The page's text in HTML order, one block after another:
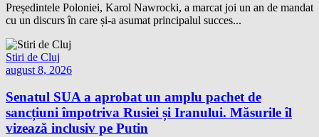
Președintele Poloniei, Karol Nawrocki, a marcat joi un an de mandat
cu un discurs în care și-a asumat principalul succes...
Stiri de Cluj
august 8, 2026
Senatul SUA a aprobat un amplu pachet de
sancțiuni împotriva Rusiei și Iranului. Măsurile îl
vizează inclusiv pe Putin